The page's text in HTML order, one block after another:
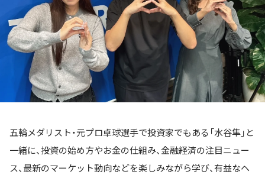
五輪メダリスト・元プロ卓球選手で投資家でもある「水谷隼」と
一緒に、投資の始め方やお金の仕組み、金融経済の注目ニュー
ス、最新のマーケット動向などを楽しみながら学び、有益なヘ